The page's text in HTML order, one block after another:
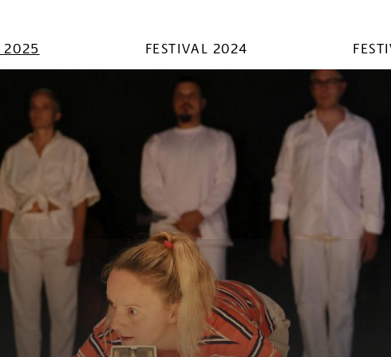
2025 FESTIVAL 2024